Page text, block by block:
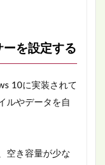
を設定する
10に実装されて
ルやデータを自
空き容量が少な